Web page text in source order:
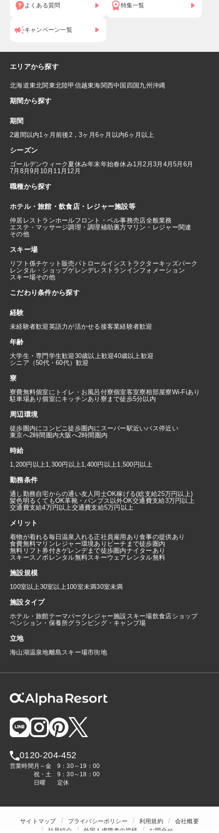
よくある質問 特集一覧
キャンペーン一覧
エリアから探す
北海道東北関東北陸甲信越東海関西中国 四国九州沖縄
期間から探す
期間
2週間以内1ヶ月前後 2，3ヶ月 6ヶ月以内6ヶ月以上
シーズン
ゴールデンウィーク 夏休み年末年始春休み1月 2月3月 4月5月 6月
7月 8月9月 10月 11月 12月
職種から探す
ホテル・旅館・飲食店・レジャー施設等
仲居 レストランホールフロント・ベル事務売店全般業務
エステ・マッサージ調理・調理補助裏方マリン・レジャー関連
その他
スキー場
リフト係チケット販売パトロールインストラクターキッズパーク
レンタル・ショップゲレンデレストラン インフォメーション
スキー場その他
こだわり条件から探す
経験
未経験者歓迎英語力が活かせる接客業経験者歓迎
年齢
大学生・専門学生歓迎30歳以上歓迎40歳以上歓迎
シニア（50代・60代）歓迎
寮
寮費無料個室にトイレ・お風呂付寮個室客室寮相部屋寮Wi-Fiあり
駐車場あり個室にキッチンあり 寮まで徒歩5分以内
周辺環境
徒歩圏内にコンビニ徒歩圏内にスーパー駅近いバス停近い
東京へ2時間圏内大阪へ2時間圏内
時給
1,200円以上1,300円以上1,400円以上1,500円以上
勤務条件
通し勤務自宅からの通い友人同士OK稼げる(総支給25万円以上)
髪色明るくてもOK革靴・パンプス以外OK交通費支給3万円以上
交通費支給4万円以上交通費支給5万円以上
メリット
着物が着れる毎日温泉入れる正社員雇用あり食事の提供あり
食費無料マリンレジャー環境あり ビーチまで徒歩圏内
無料リフト券付きゲレンデまで徒歩圏内ナイターあり
スキースノボレンタル無料スキーウェアレンタル無料
施設規模
100室以上30室以上100室未満30室未満
施設タイプ
ホテル・旅館テーマパーク レジャー施設 スキー場飲食店ショップ
ペンション・保養所グランピング・キャンプ場
立地
海山湖温泉地離島 スキー場市街地
0120-204-452
営業時間 月～金
9：30～19：00
祝・土
9：30～18：00
日曜
定休
サイトマップ プライバシーポリシー 利用規約
会社概要
社員紹介
外国人求職者の皆様 お問合せ